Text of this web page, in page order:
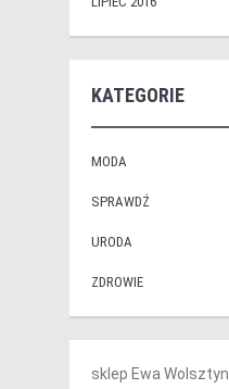
KATEGORIE
MODA
SPRAWDŹ
URODA
ZDROWIE
sklep Ewa Wolsztyn